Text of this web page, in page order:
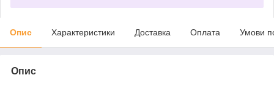
Опис Характеристики Доставка Оплата Умови
Опис